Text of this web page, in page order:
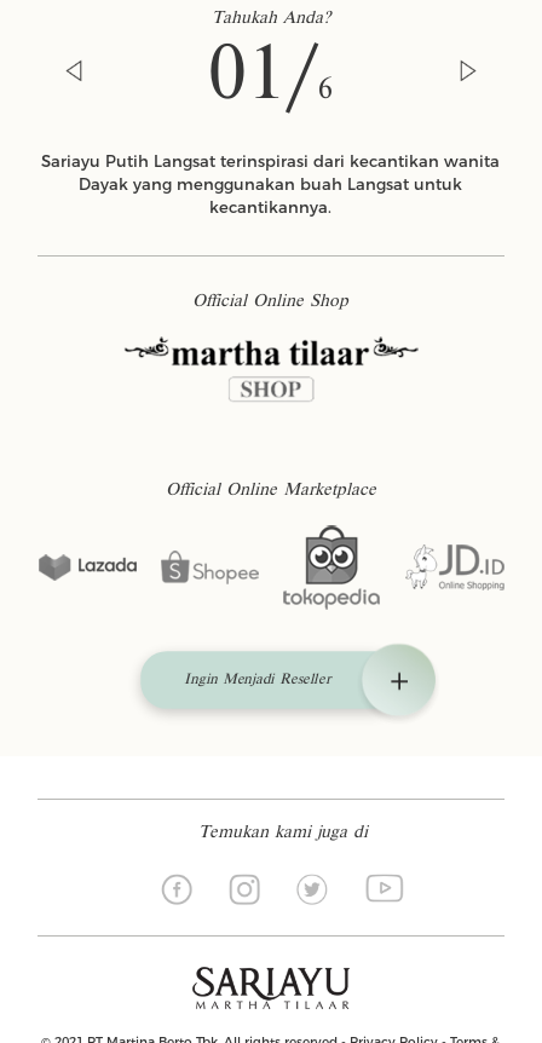
Tahukah Anda?
01/6
Sariayu Putih Langsat terinspirasi dari kecantikan wanita
Dayak yang menggunakan buah Langsat untuk
kecantikannya.
Official Online Shop
Official Online Marketplace
Ingin Menjadi Reseller
Temukan kami juga di